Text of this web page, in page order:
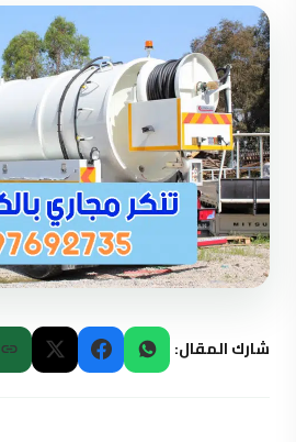
شارك المقال: